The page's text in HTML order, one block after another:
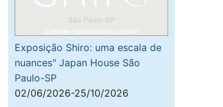
Exposição Shiro: uma escala de
nuances" Japan House São
Paulo-SP
02/06/2026-25/10/2026